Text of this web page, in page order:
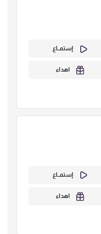
إستمــاع
اهداء
إستمــاع
اهداء